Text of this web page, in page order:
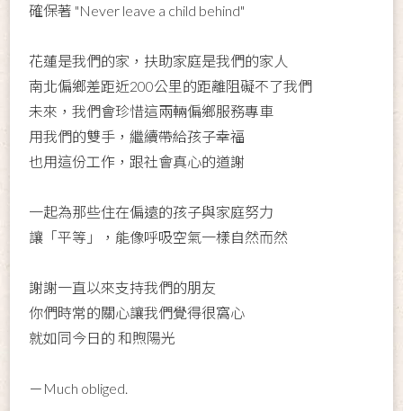
確保著 "Never leave a child behind"
花蓮是我們的家，扶助家庭是我們的家人
南北偏鄉差距近200公里的距離阻礙不了我們
未來，我們會珍惜這兩輛偏鄉服務專車
用我們的雙手，繼續帶給孩子幸福
也用這份工作，跟社會真心的道謝
一起為那些住在偏遠的孩子與家庭努力
讓「平等」，能像呼吸空氣一樣自然而然
謝謝一直以來支持我們的朋友
你們時常的關心讓我們覺得很窩心
就如同今日的 和煦陽光
－Much obliged.